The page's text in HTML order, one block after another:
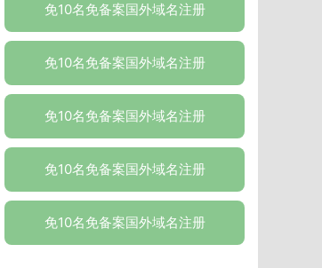
免10名免备案国外域名注册
免10名免备案国外域名注册
免10名免备案国外域名注册
免10名免备案国外域名注册
免10名免备案国外域名注册